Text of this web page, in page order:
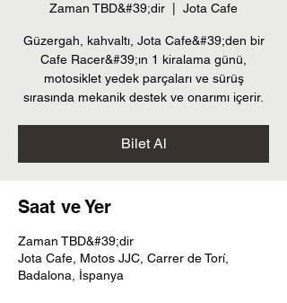
Zaman TBD&#39;dir Jota Cafe
Güzergah, kahvaltı, Jota Cafe&#39;den bir
Cafe Racer&#39;ın 1 kiralama günü,
motosiklet yedek parçaları ve sürüş
sırasında mekanik destek ve onarımı içerir.
Bilet Al
Saat ve Yer
Zaman TBD&#39;dir
Jota Cafe, Motos JJC, Carrer de Torí,
Badalona, İspanya